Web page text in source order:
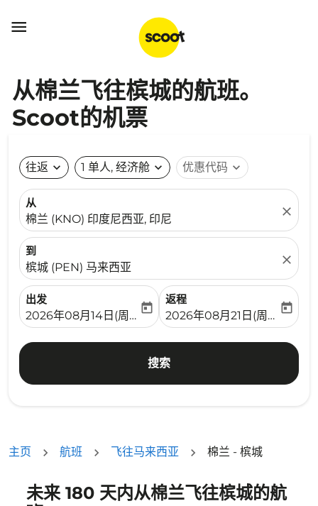

从棉兰飞往槟城的航班。
Scoot的机票
往返 expand_more 1 单人, 经济舱 expand_more 优惠代码 expand_more
从
棉兰 (KNO) 印度尼西亚, 印尼
close
到
槟城 (PEN) 马来西亚
close
出发
fc-booking-departure-date-aria-label
2026年08月14日(周五)
today
返程
fc-booking-return-date-
2026年08月21日(周五)
today
搜索
主页 航班 飞往马来西亚 棉兰 - 槟城
未来 180 天内从棉兰飞往槟城的航
没有符合您的筛选条件的机票。请调整您的筛选条件。